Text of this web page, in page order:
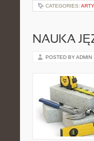
CATEGORIES:
NAUKA
POSTED BY ADMIN